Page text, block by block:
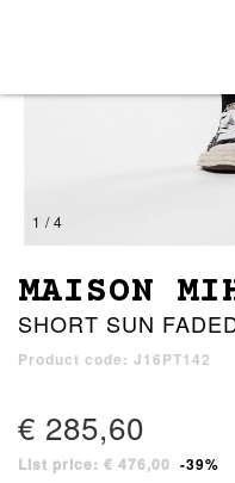
1 / 4
MAISON
SHORT SUN
Product code: J16PT142
€ 285,60
List price: € 476,00 -39%